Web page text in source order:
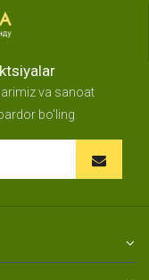
va sanoat
bo'ling